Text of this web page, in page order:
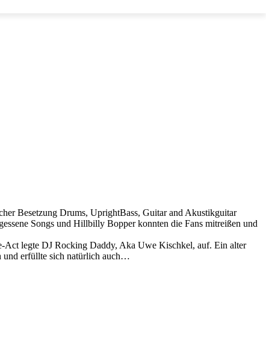
Besetzung Drums, UprightBass, Guitar and Akustikguitar
Songs und Hillbilly Bopper konnten die Fans mitreißen und
Act legte DJ Rocking Daddy, Aka Uwe Kischkel, auf. Ein alter
und erfüllte sich natürlich auch…